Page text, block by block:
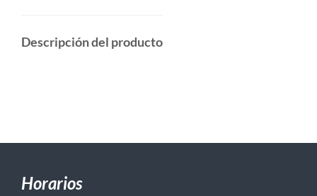
Descripción del producto
Horarios